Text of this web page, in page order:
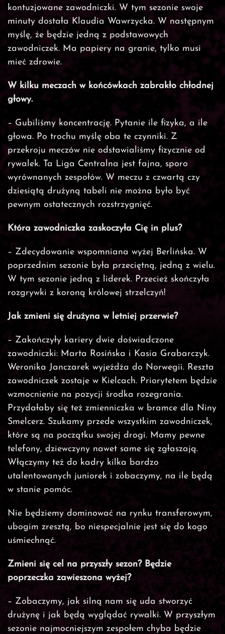
kontuzjowane zawodniczki. W tym sezonie swoje
minuty dostała Klaudia Wawrzycka. W następnym
myślę, że będzie jedną z podstawowych
zawodniczek. Ma papiery na granie, tylko musi
mieć zdrowie.
W kilku meczach w końcówkach zabrakło chłodnej
głowy.
– Gubiliśmy koncentrację. Pytanie ile fizyka, a ile
głowa. Po trochu myślę oba te czynniki. Z
przekroju meczów nie odstawialiśmy fizycznie od
rywalek. Ta Liga Centralna jest fajna, sporo
wyrównanych zespołów. W meczu z czwartą czy
dziesiątą drużyną tabeli nie można było być
pewnym ostatecznych rozstrzygnięć.
Która zawodniczka zaskoczyła Cię in plus?
– Zdecydowanie wspomniana wyżej Berlińska. W
poprzednim sezonie była przeciętną, jedną z wielu.
W tym sezonie jedną z liderek. Przecież skończyła
rozgrywki z koroną królowej strzelczyń!
Jak zmieni się drużyna w letniej przerwie?
– Zakończyły kariery dwie doświadczone
zawodniczki: Marta Rosińska i Kasia Grabarczyk.
Weronika Janczarek wyjeżdża do Norwegii. Reszta
zawodniczek zostaje w Kielcach. Priorytetem będzie
wzmocnienie na pozycji środka rozegrania.
Przydałaby się też zmienniczka w bramce dla Niny
Smelcerz. Szukamy przede wszystkim zawodniczek,
które są na początku swojej drogi. Mamy pewne
telefony, dziewczyny nawet same się zgłaszają.
Włączymy też do kadry kilka bardzo
utalentowanych juniorek i zobaczymy, na ile będą
w stanie pomóc.
Nie będziemy dominować na rynku transferowym,
ubogim zresztą, bo niespecjalnie jest się do kogo
uśmiechnąć.
Zmieni się cel na przyszły sezon? Będzie
poprzeczka zawieszona wyżej?
– Zobaczymy, jak silną nam się uda stworzyć
drużynę i jak będą wyglądać rywalki. W przyszłym
sezonie najmocniejszym zespołem chyba będzie